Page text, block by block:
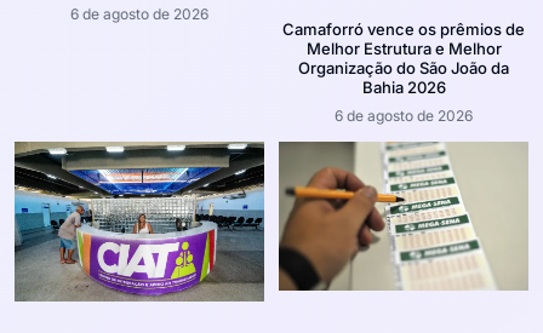
6 de agosto de 2026
Camaforró vence os prêmios de
Melhor Estrutura e Melhor
Organização do São João da
Bahia 2026
6 de agosto de 2026